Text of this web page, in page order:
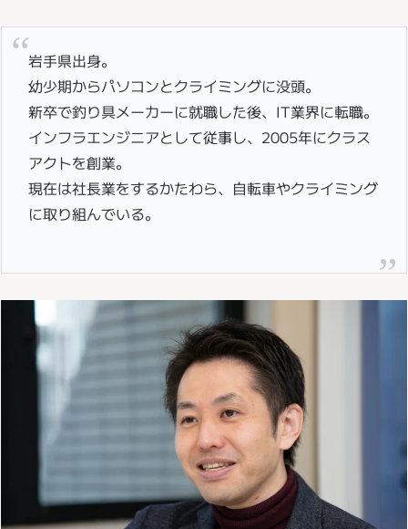
岩手県出身。
幼少期からパソコンとクライミングに没頭。
新卒で釣り具メーカーに就職した後、IT業界に転職。
インフラエンジニアとして従事し、2005年にクラス
アクトを創業。
現在は社長業をするかたわら、自転車やクライミング
に取り組んでいる。